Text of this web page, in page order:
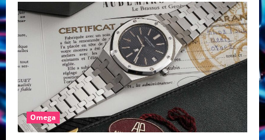
tangan
Omega
original
pria
terbaru
2025:
Inovasi
dan
Desain
Terbaik
untuk
Penggemar
Jam
Tangan
Omega